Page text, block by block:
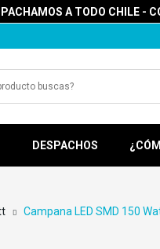
A TODO CHILE -
DESPACHOS
Campana LED SMD 150